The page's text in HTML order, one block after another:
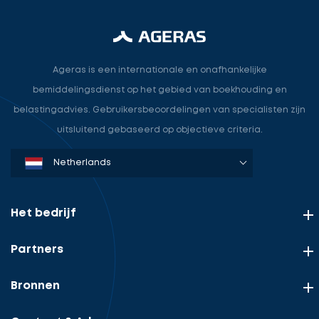
Ageras is een internationale en onafhankelijke
bemiddelingsdienst op het gebied van boekhouding en
belastingadvies. Gebruikersbeoordelingen van specialisten zijn
uitsluitend gebaseerd op objectieve criteria.
Denmark
Sweden
Norway
Netherlands
Germany
USA
Het bedrijf
Partners
Bronnen